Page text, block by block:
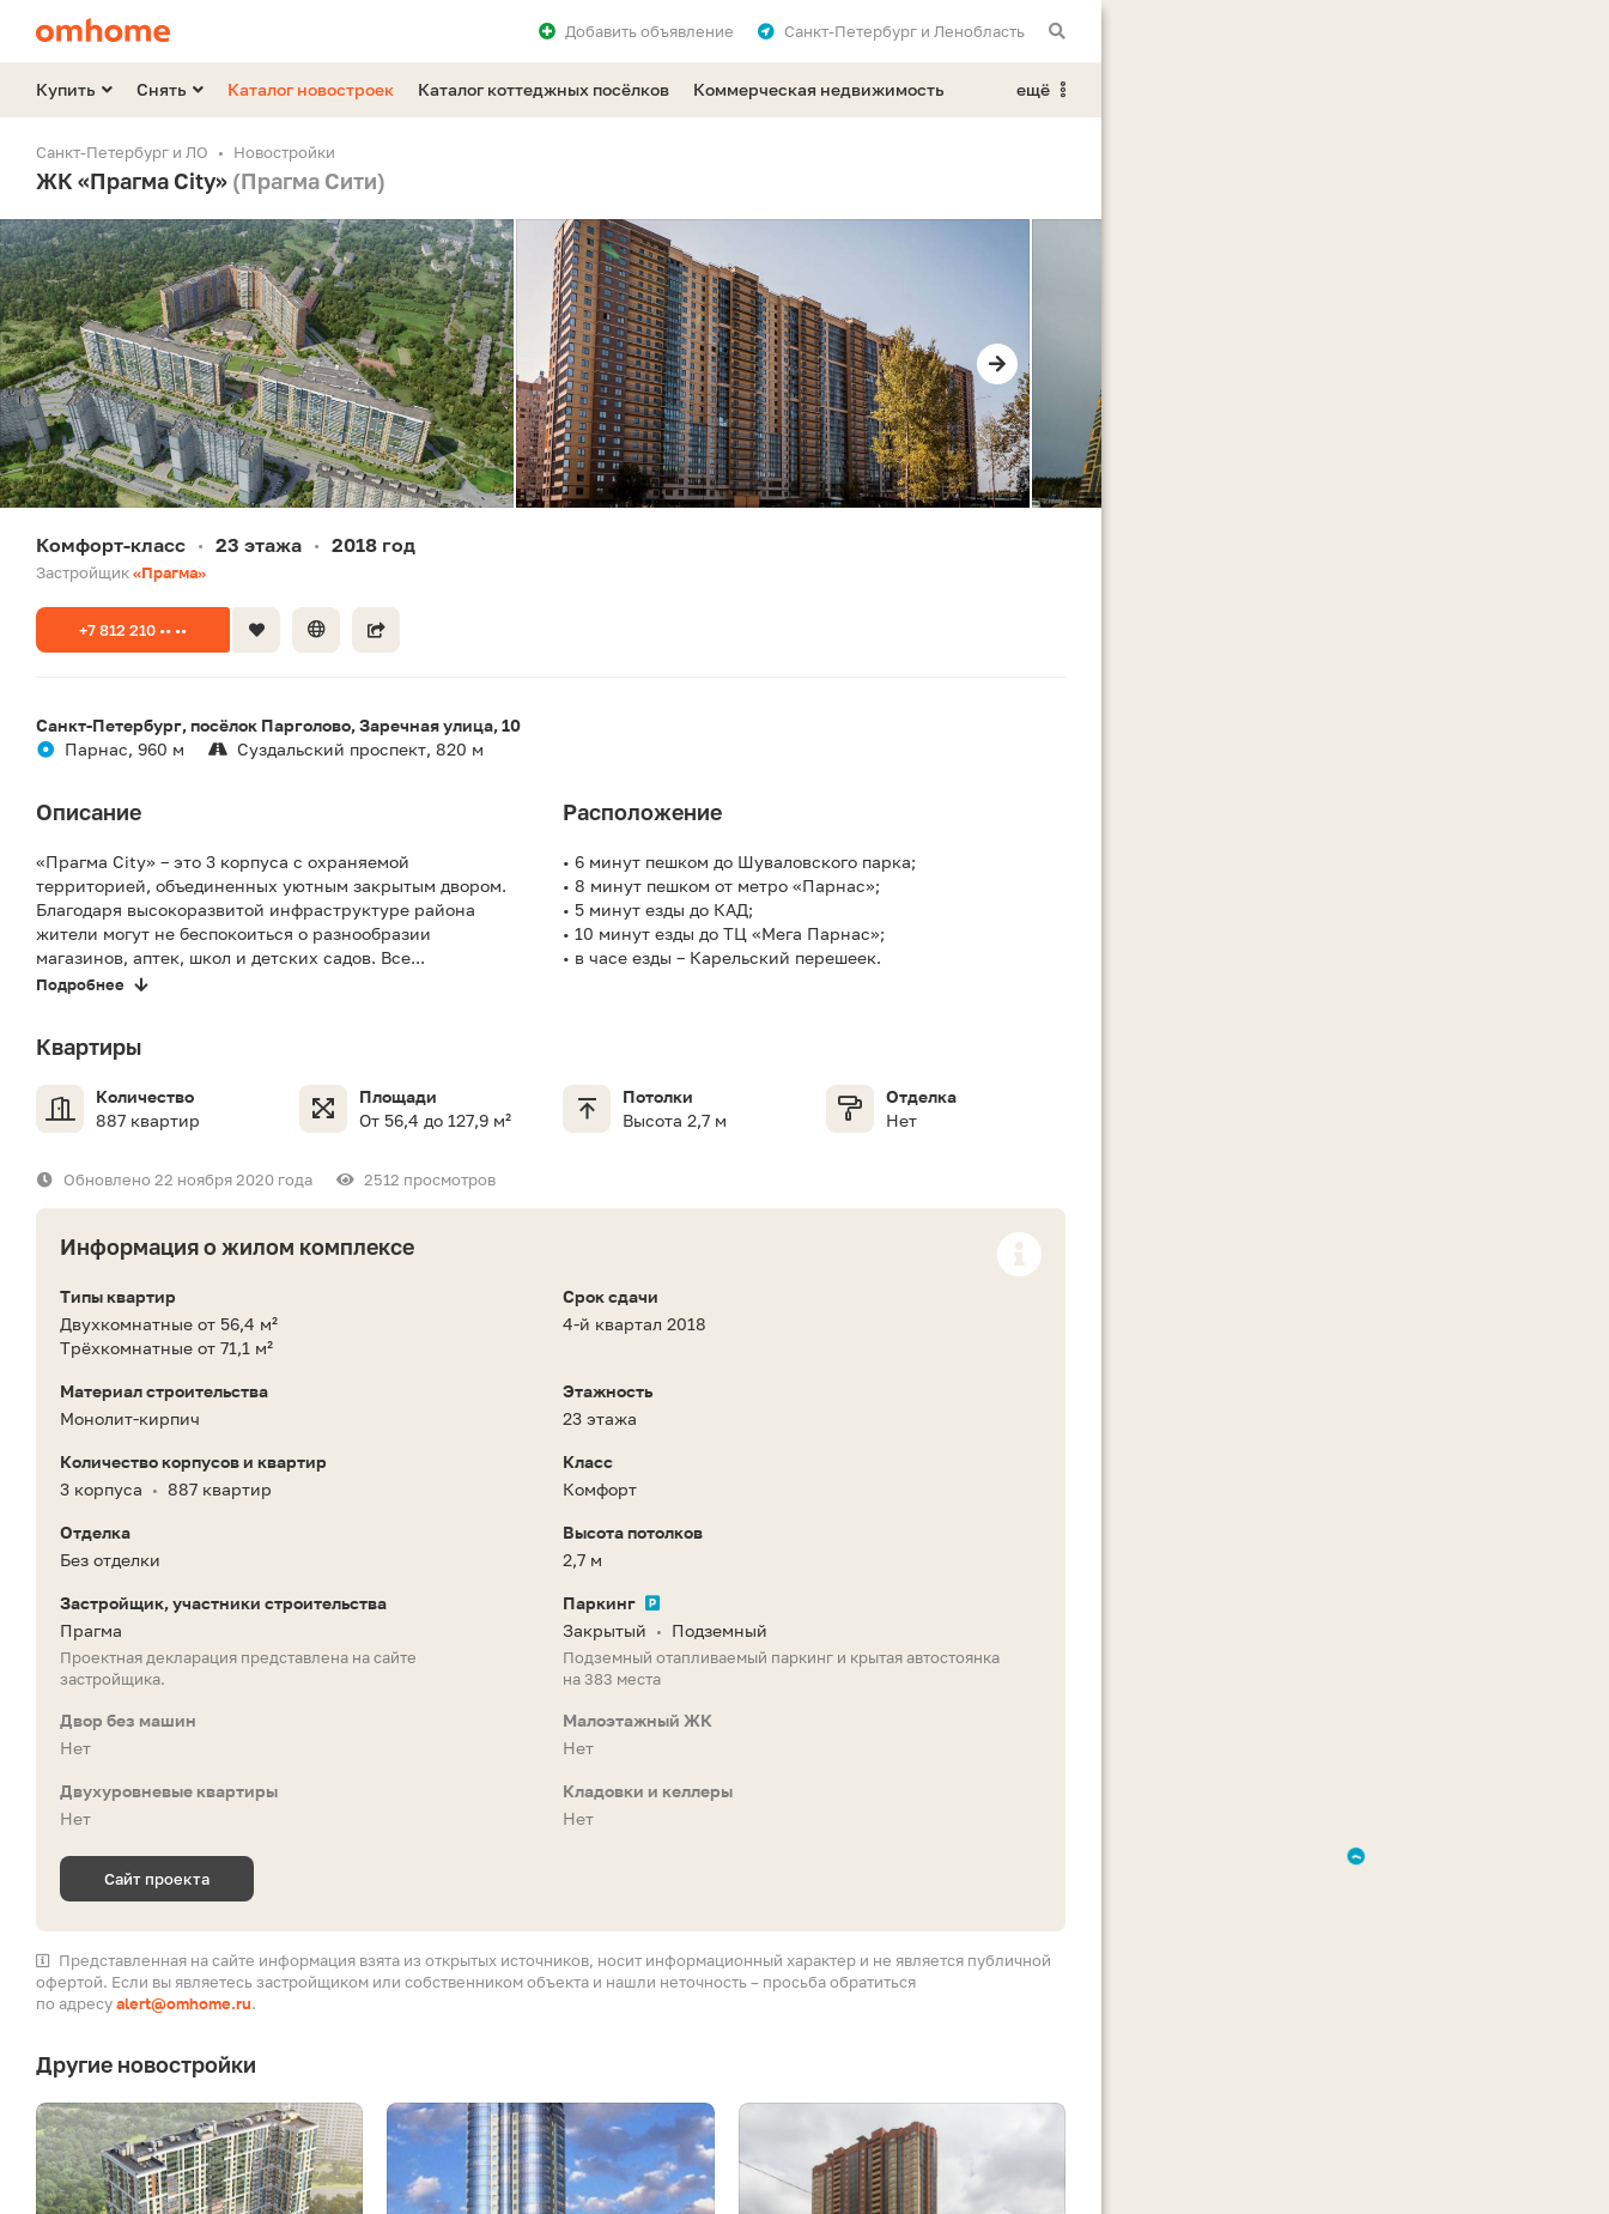
Санкт-Петербург и Ленобласть
Добавитьобъявление
Купить Снять Каталог новостроек Каталог коттеджных посёлков Коммерческая недвижимость ещё
Санкт-Петербург и ЛО Новостройки
ЖК «Прагма City» (Прагма Сити)
Комфорт-класс • 23 этажа • 2018 год
Застройщик«Прагма»
+7 812 210 •• ••
Санкт-Петербург, посёлок Парголово, Заречная улица, 10
Парнас, 960 м
Суздальский проспект, 820 м
Описание
«Прагма City» – это 3 корпуса с охраняемой
территорией, объединенных уютным закрытым двором.
Благодаря высокоразвитой инфраструктуре района
жители могут не беспокоиться о разнообразии
магазинов, аптек, школ и детских садов. Все...
Подробнее
Расположение
• 6 минут пешком до Шуваловского парка;
• 8 минут пешком от метро «Парнас»;
• 5 минут езды до КАД;
• 10 минут езды до ТЦ «Мега Парнас»;
• в часе езды – Карельский перешеек.
Квартиры
Количество
887 квартир
Площади
От 56,4 до 127,9 м²
Потолки
Высота 2,7 м
Отделка
Нет
Обновлено 22 ноября 2020 года 2512 просмотров
Информация о жилом комплексе
Типы квартир
Двухкомнатные от 56,4 м²
Трёхкомнатные от 71,1 м²
Срок сдачи
4-й квартал 2018
Материал строительства
Монолит-кирпич
Этажность
23 этажа
Количество корпусов и квартир
3 корпуса
• 887 квартир
Класс
Комфорт
Отделка
Без отделки
Высота потолков
2,7 м
Застройщик, участники строительства
Прагма
Проектная декларация представлена на сайте
застройщика.
Паркинг
Закрытый
• Подземный
Подземный отапливаемый паркинг и крытая автостоянка
на 383 места
Двор без машин
Нет
Малоэтажный ЖК
Нет
Двухуровневые квартиры
Нет
Кладовки и келлеры
Нет
Сайт проекта
Представленная на сайте информация взята из открытых источников, носит информационный характер и не является публичной
офертой. Если вы являетесь застройщиком или собственником объекта и нашли неточность – просьба обратиться
по адресуalert@omhome.ru.
Другие новостройки